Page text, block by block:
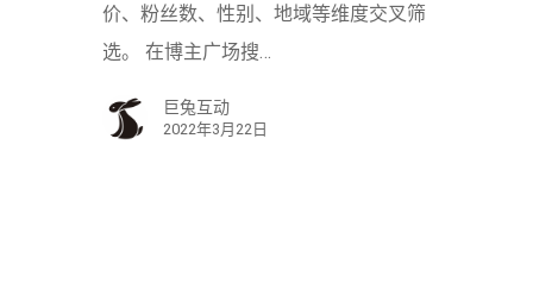
价、粉丝数、性别、地域等维度交叉筛
选。 在博主广场搜…
巨兔互动
2022年3月22日